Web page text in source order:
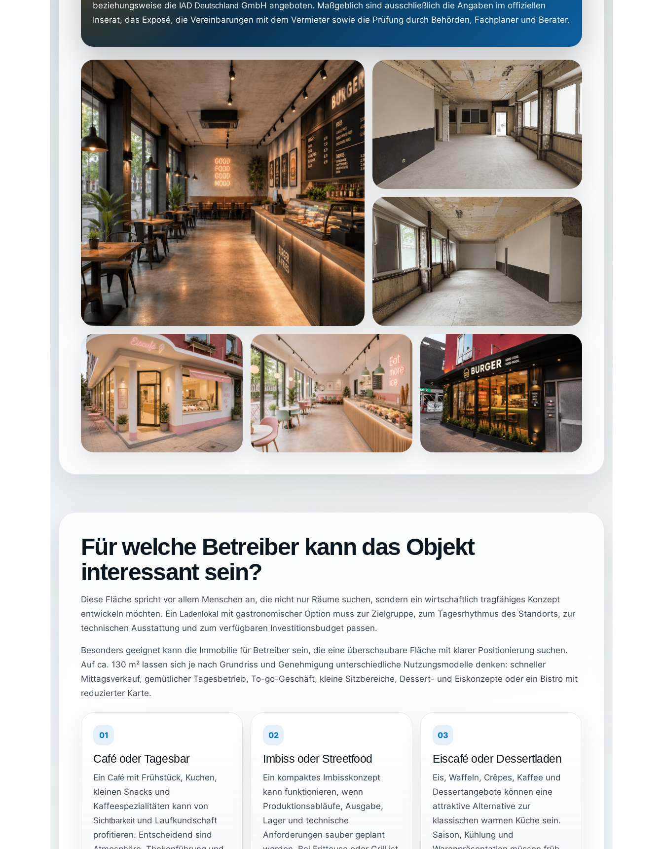
beziehungsweise die IAD Deutschland GmbH angeboten. Maßgeblich sind ausschließlich die Angaben im offiziellen
Inserat, das Exposé, die Vereinbarungen mit dem Vermieter sowie die Prüfung durch Behörden, Fachplaner und Berater.
Für welche Betreiber kann das Objekt
interessant sein?
Diese Fläche spricht vor allem Menschen an, die nicht nur Räume suchen, sondern ein wirtschaftlich tragfähiges Konzept
entwickeln möchten. Ein Ladenlokal mit gastronomischer Option muss zur Zielgruppe, zum Tagesrhythmus des Standorts, zur
technischen Ausstattung und zum verfügbaren Investitionsbudget passen.
Besonders geeignet kann die Immobilie für Betreiber sein, die eine überschaubare Fläche mit klarer Positionierung suchen.
Auf ca. 130 m² lassen sich je nach Grundriss und Genehmigung unterschiedliche Nutzungsmodelle denken: schneller
Mittagsverkauf, gemütlicher Tagesbetrieb, To-go-Geschäft, kleine Sitzbereiche, Dessert- und Eiskonzepte oder ein Bistro mit
reduzierter Karte.
01
Café oder Tagesbar
Ein Café mit Frühstück, Kuchen,
kleinen Snacks und
Kaffeespezialitäten kann von
Sichtbarkeitund Laufkundschaft
profitieren. Entscheidend sind
02
Imbiss oder Streetfood
Ein kompaktes Imbisskonzept
kann funktionieren, wenn
Produktionsabläufe, Ausgabe,
Lager und technische
Anforderungen sauber geplant
03
Eiscafé oder Dessertladen
Eis, Waffeln, Crêpes, Kaffee und
Dessertangebote können eine
attraktive Alternative zur
klassischen warmen Küche sein.
Saison, Kühlung und